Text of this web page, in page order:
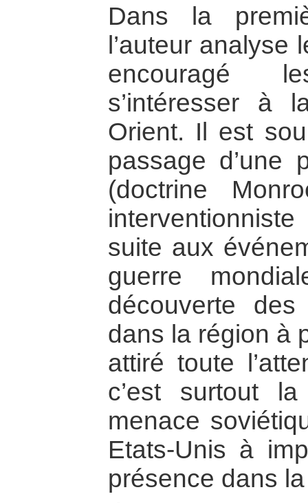
Dans la
l’auteur
encouragé
s’intéresser à
Orient. Il est
passage d’une
(doctrine
suite aux
guerre
découverte des
dans la région à
attiré toute
c’est surtout
menace
Etats-Unis à
présence dans